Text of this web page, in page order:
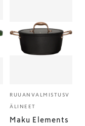
RUUANVALMISTUSV
ÄLINEET
Maku Elements